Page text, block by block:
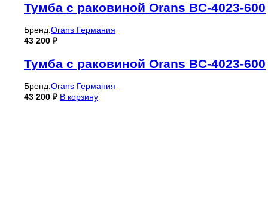
Тумба с раковиной Orans BC-4023-600
Бренд:Orans Германия
43 200 ₽
Тумба с раковиной Orans BC-4023-600
Бренд:Orans Германия
43 200 ₽ В корзину